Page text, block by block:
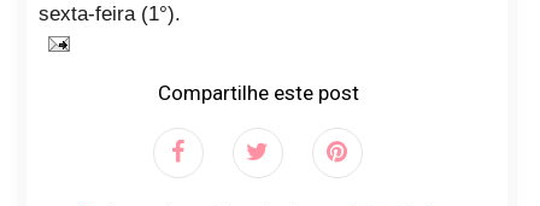
sexta-feira (1°).
Compartilhe este post